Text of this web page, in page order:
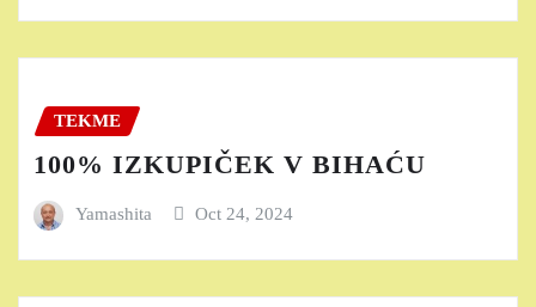
TEKME
100% IZKUPIČEK V BIHAĆU
Yamashita Oct 24, 2024